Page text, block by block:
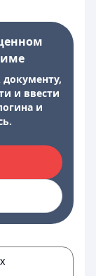
и ввести
и